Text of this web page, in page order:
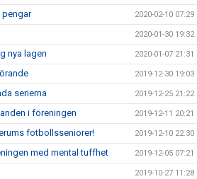
pengar 2020-02-10 07:29
2020-01-30 19:32
nya lagen 2020-01-07 21:31
2019-12-30 19:03
serierna 2019-12-25 21:22
i föreningen 2019-12-11 20:21
fotbollsseniorer! 2019-12-10 22:30
med mental tuffhet 2019-12-05 07:21
2019-10-27 11:28